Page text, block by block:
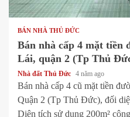
BÁN NHÀ THỦ ĐỨC
Bán nhà cấp 4 mặt tiền
Lái, quận 2 (Tp Thủ
Nhà đất Thủ Đức 4 năm ago
Bán nhà cấp 4 cũ mặt tiền
Quận 2 (Tp Thủ Đức), đối
Diện tích sử dụng 200m²